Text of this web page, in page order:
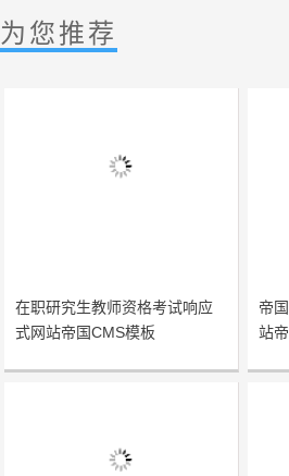
为您推荐
在职研究生教师资格考试响应
式网站帝国CMS模板
帝
站